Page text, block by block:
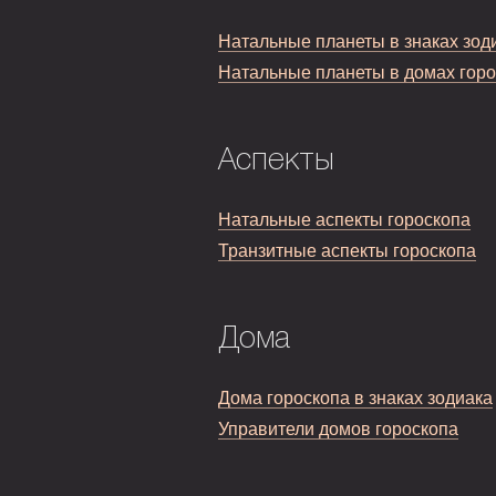
Натальные планеты в знаках
Натальные планеты в домах
Аспекты
Натальные аспекты гороскопа
Транзитные аспекты гороскопа
Дома
Дома гороскопа в знаках зодиака
Управители домов гороскопа